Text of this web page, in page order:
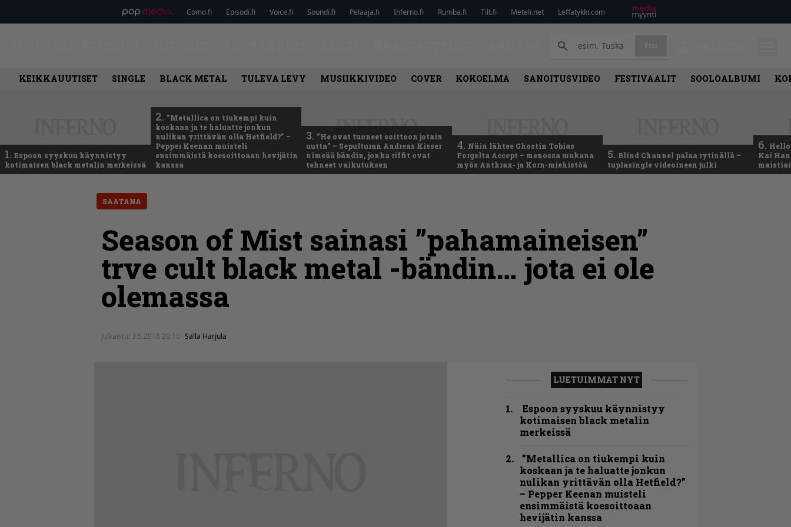
Como.fi Episodi.fi Voice.fi Soundi.fi Pelaaja.fi Inferno.fi Rumba.fi Tilt.fi Meteli.net Leffatykki.com
KEIKKAUUTISET SINGLE BLACK METAL TULEVA LEVY MUSIIKKIVIDEO COVER KOKOELMA SANOITUSVIDEO FESTIVAALIT SOOLOALBUMI
1. Espoon syyskuu käynnistyy
kotimaisen black metalin merkeissä
2. ”Metallica on tiukempi kuin
koskaan ja te haluatte jonkun
nulikan yrittävän olla Hetfield?” –
Pepper Keenan muisteli
ensimmäistä koesoittoaan hevijätin
kanssa
3. ”He ovat tuoneet soittoon jotain
uutta” – Sepulturan Andreas Kisser
nimeää bändin, jonka riffit ovat
tehneet vaikutuksen
4. Näin lähtee Ghostin Tobias
Forgelta Accept – menossa mukana
myös Anthrax- ja Korn-miehistöä
5. Blind Channel palaa rytinällä –
tuplasingle videoineen julki
6.
Kai
SAATANA
Season of Mist sainasi ”pahamaineisen”
trve cult black metal -bändin… jota ei ole
olemassa
Julkaistu: 3.5.2016 20:10 Salla Harjula
LUETUIMMAT NYT
Espoon syyskuu käynnistyy
kotimaisen black metalin
merkeissä
”Metallica on tiukempi kuin
koskaan ja te haluatte jonkun
nulikan yrittävän olla Hetfield?”
– Pepper Keenan muisteli
ensimmäistä koesoittoaan
hevijätin kanssa